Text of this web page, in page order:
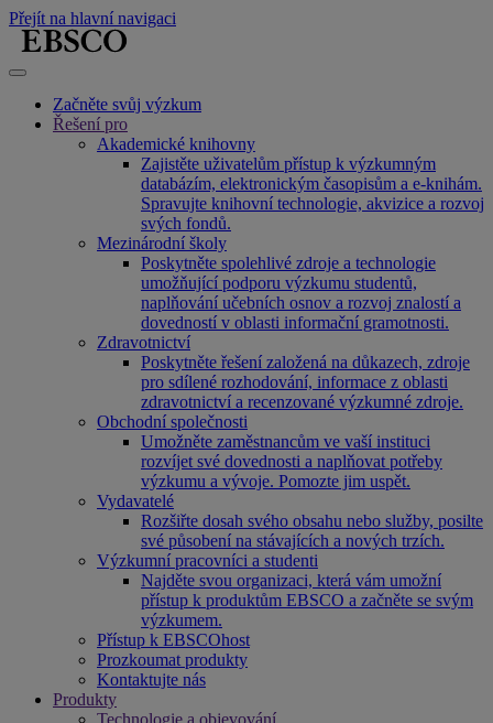
Přejít na hlavní navigaci
Začněte svůj výzkum
Řešení pro
Akademické knihovny
Zajistěte uživatelům přístup k výzkumným
databázím, elektronickým časopisům a e-knihám.
Spravujte knihovní technologie, akvizice a rozvoj
svých fondů.
Mezinárodní školy
Poskytněte spolehlivé zdroje a technologie
umožňující podporu výzkumu studentů,
naplňování učebních osnov a rozvoj znalostí a
dovedností v oblasti informační gramotnosti.
Zdravotnictví
Poskytněte řešení založená na důkazech, zdroje
pro sdílené rozhodování, informace z oblasti
zdravotnictví a recenzované výzkumné zdroje.
Obchodní společnosti
Umožněte zaměstnancům ve vaší instituci
rozvíjet své dovednosti a naplňovat potřeby
výzkumu a vývoje. Pomozte jim uspět.
Vydavatelé
Rozšiřte dosah svého obsahu nebo služby, posilte
své působení na stávajících a nových trzích.
Výzkumní pracovníci a studenti
Najděte svou organizaci, která vám umožní
přístup k produktům EBSCO a začněte se svým
výzkumem.
Přístup k EBSCOhost
Prozkoumat produkty
Kontaktujte nás
Produkty
Technologie a objevování